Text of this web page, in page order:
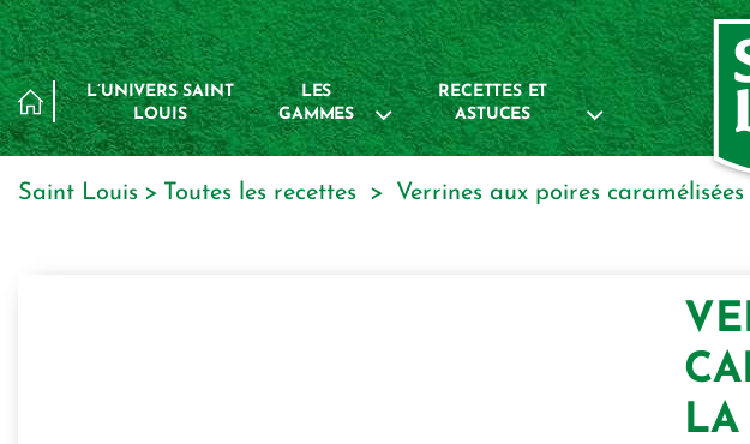
L’UNIVERS SAINT
LOUIS
LES
GAMMES
RECETTES ET
ASTUCES
Saint Louis toutes les recettes verrines aux poires
LA
Panneau de gestion des cookies